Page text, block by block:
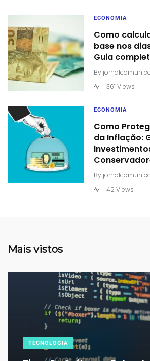
ECONOMIA
Como
base nos
Guia
By
361 Views
ECONOMIA
Como
da Inflação:
By
42 Views
Mais vistos
TECNOLOGIA